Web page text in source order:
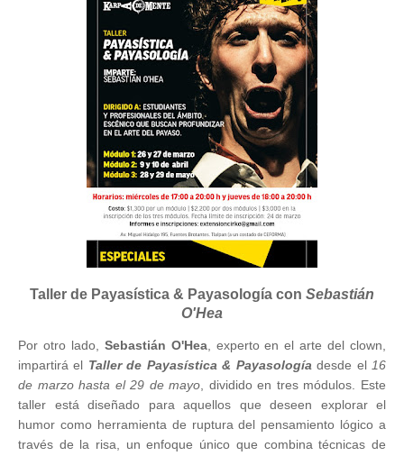
Taller de Payasística & Payasología con Sebastián
O'Hea
Por otro lado, Sebastián O'Hea, experto en el arte del clown,
impartirá el Taller de Payasística & Payasologíadesde el16
de marzo hasta el 29 de mayo, dividido en tres módulos. Este
taller está diseñado para aquellos que deseen explorar el
humor como herramienta de ruptura del pensamiento lógico a
través de la risa, un enfoque único que combina técnicas de